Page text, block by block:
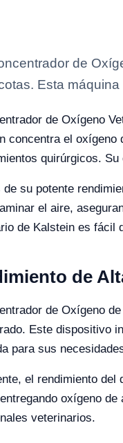
de
Esta
de Oxígeno
concentra el oxígeno
quirúrgicos.
de su potente
el aire,
de Kalstein es fácil
de
de Oxígeno
Este dispositivo
para sus
el rendimiento
oxígeno
veterinarios.